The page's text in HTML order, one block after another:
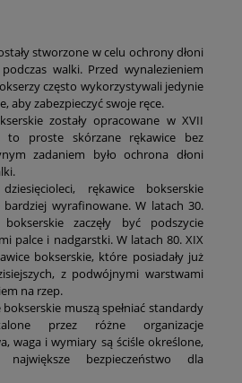
stworzone w celu ochrony dłoni
walki. Przed wynalezieniem
często wykorzystywali jedynie
aby zabezpieczyć swoje ręce.
zostały opracowane w XVII
to proste skórzane rękawice bez
zadaniem było ochrona dłoni
rękawice bokserskie
bardziej wyrafinowane. W latach 30.
zaczęły być podszycie
palce i nadgarstki. W latach 80. XIX
bokserskie, które posiadały już
z podwójnymi warstwami
na rzep.
bokserskie muszą spełniać standardy
przez różne organizacje
waga i wymiary są ściśle określone,
bezpieczeństwo dla